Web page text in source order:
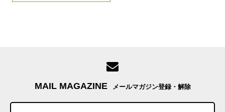
MAIL MAGAZINE メールマガジン登録・解除